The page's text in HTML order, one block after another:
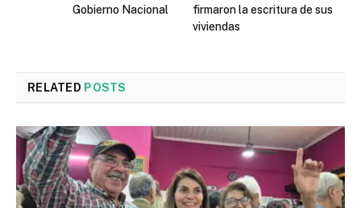
Gobierno Nacional
firmaron la escritura de sus
viviendas
RELATED POSTS